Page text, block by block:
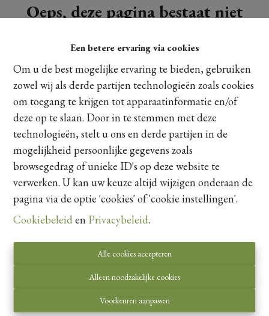
Een betere ervaring via cookies
Om u de best mogelijke ervaring te bieden, gebruiken
zowel wij als derde partijen technologieën zoals cookies
om toegang te krijgen tot apparaatinformatie en/of
deze op te slaan. Door in te stemmen met deze
technologieën, stelt u ons en derde partijen in de
mogelijkheid persoonlijke gegevens zoals
browsegedrag of unieke ID's op deze website te
verwerken. U kan uw keuze altijd wijzigen onderaan de
pagina via de optie 'cookies' of 'cookie instellingen'.
Cookiebeleiden Privacybeleid.
Alle cookies accepteren
Alleen noodzakelijke cookies
Voorkeuren aanpassen
Oeps, deze pagina bestaat niet
Te koop Te huur
Toezichthoudende autoriteit:
Luxemburgstraat 16 B te 1000 Brussel.